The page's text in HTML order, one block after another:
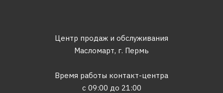
Центр продаж и обслуживания
Масломарт, г. Пермь
Время работы контакт-центра
с 09:00 до 21:00